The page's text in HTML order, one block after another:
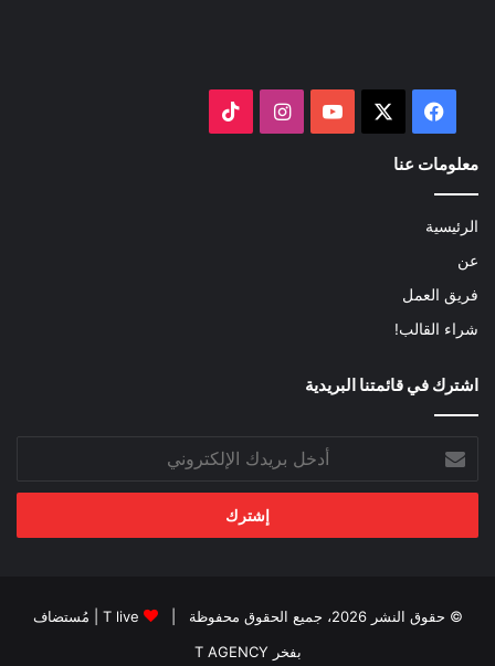
فيسبوك ‫YouTubeانستقرام
معلومات عنا
الرئيسية
عن
فريق العمل
شراء القالب!
اشترك في قائمتنا البريدية
أدخل
بريدك
الإلكتروني
© حقوق النشر 2026، جميع الحقوق محفوظة | T live | مُستضاف
بفخر T AGENCY